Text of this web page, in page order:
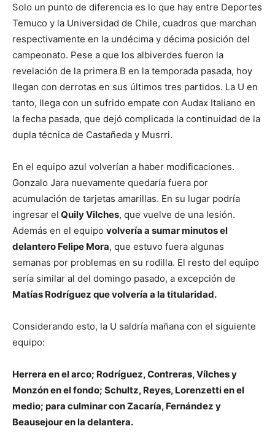
Solo un punto de diferencia es lo que hay entre Deportes
Temuco y la Universidad de Chile, cuadros que marchan
respectivamente en la undécima y décima posición del
campeonato. Pese a que los albiverdes fueron la
revelación de la primera B en la temporada pasada, hoy
llegan con derrotas en sus últimos tres partidos. La U en
tanto, llega con un sufrido empate con Audax Italiano en
la fecha pasada, que dejó complicada la continuidad de la
dupla técnica de Castañeda y Musrri.
En el equipo azul volverían a haber modificaciones.
Gonzalo Jara nuevamente quedaría fuera por
acumulación de tarjetas amarillas. En su lugar podría
ingresar el Quily Vilches, que vuelve de una lesión.
Además en el equipo volvería a sumar minutos el
delantero Felipe Mora, que estuvo fuera algunas
semanas por problemas en su rodilla. El resto del equipo
sería similar al del domingo pasado, a excepción de
Matías Rodríguez que volvería a la titularidad.
Considerando esto, la U saldría mañana con el siguiente
equipo:
Herrera en el arco; Rodríguez, Contreras, Vílches y
Monzón en el fondo; Schultz, Reyes, Lorenzetti en el
medio; para culminar con Zacaría, Fernández y
Beausejour en la delantera.